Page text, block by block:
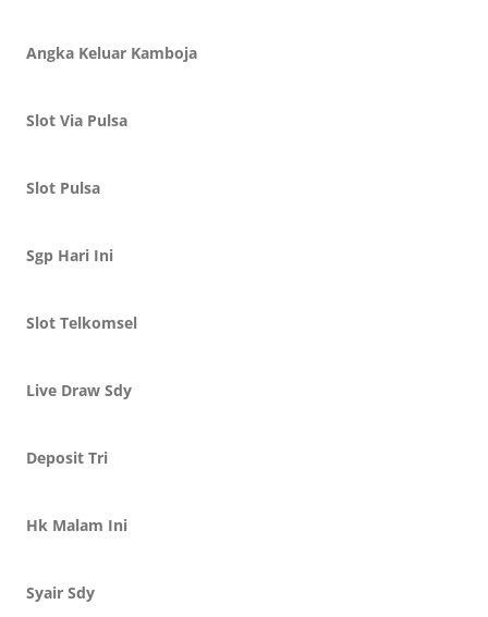
Angka Keluar Kamboja
Slot Via Pulsa
Slot Pulsa
Sgp Hari Ini
Slot Telkomsel
Live Draw Sdy
Deposit Tri
Hk Malam Ini
Syair Sdy